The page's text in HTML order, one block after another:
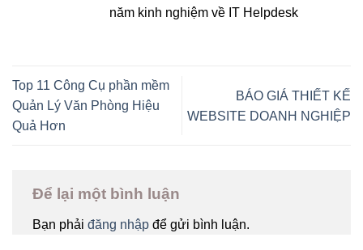
năm kinh nghiệm về IT Helpdesk
Top 11 Công Cụ phần mềm
Quản Lý Văn Phòng Hiệu
Quả Hơn
BÁO GIÁ THIẾT KẾ
WEBSITE DOANH NGHIỆP
Để lại một bình luận
Bạn phải đăng nhập để gửi bình luận.